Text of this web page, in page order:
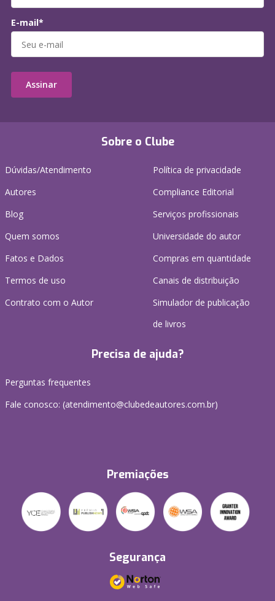
Sobre o Clube
Dúvidas/Atendimento
Autores
Blog
Quem somos
Fatos e Dados
Termos de uso
Contrato com o Autor
Política de privacidade
Compliance Editorial
Serviços profissionais
Universidade do autor
Compras em quantidade
Canais de distribuição
Simulador de publicação
de livros
Precisa de ajuda?
Perguntas frequentes
Fale conosco: (atendimento@clubedeautores.com.br)
Premiações
Segurança
E-mail*
Assinar